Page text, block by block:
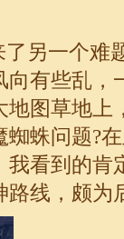
另一个难
有些乱，
地图草地上
蛛问题?
看到的肯
线，颇为